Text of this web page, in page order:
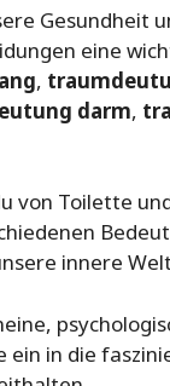
Gesundheit
eine
,
darm,
von Toilette
innere
ein in die